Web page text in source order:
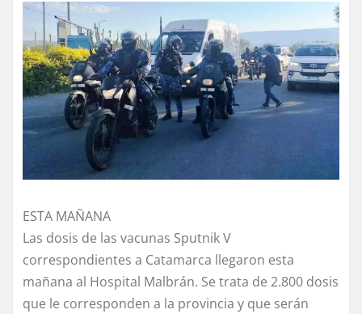
ESTA MAÑANA
Las dosis de las vacunas Sputnik V
correspondientes a Catamarca llegaron esta
mañana al Hospital Malbrán. Se trata de 2.800 dosis
que le corresponden a la provincia y que serán